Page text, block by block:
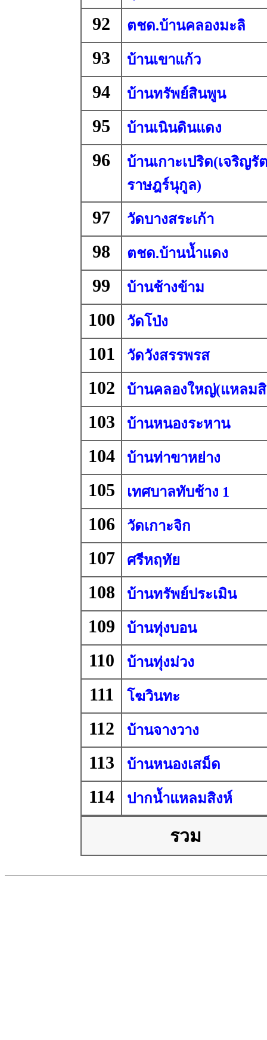
92 ตชด.บ้านคลองมะลิ
93 บ้านเขาแก้ว
94 บ้านทรัพย์สินพูน
95 บ้านเนินดินแดง
96
บ้านเกาะเปริด(เจริญรั
ราษฎร์นุกูล)
97 วัดบางสระเก้า
98 ตชด.บ้านน้ำแดง
99 บ้านช้างข้าม
100 วัดโป่ง
101 วัดวังสรรพรส
102 บ้านคลองใหญ่(แหลม
103 บ้านหนองระหาน
104 บ้านท่าขาหย่าง
105 เทศบาลทับช้าง 1
106 วัดเกาะจิก
107 ศรีหฤทัย
108 บ้านทรัพย์ประเมิน
109 บ้านทุ่งบอน
110 บ้านทุ่งม่วง
111 โฆวินทะ
112 บ้านจางวาง
113 บ้านหนองเสม็ด
114 ปากน้ำแหลมสิงห์
รวม